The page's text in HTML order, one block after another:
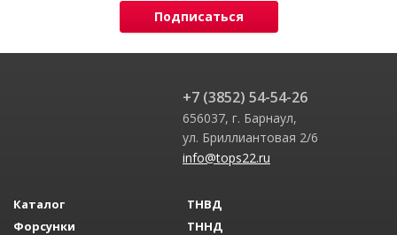
Подписаться
+7 (3852) 54-54-26
656037, г. Барнаул,
ул. Бриллиантовая 2/6
info@tops22.ru
Каталог
Форсунки
ТНВД
ТННД